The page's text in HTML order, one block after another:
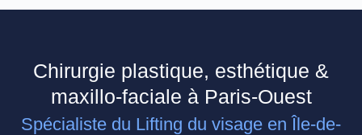
Chirurgie plastique, esthétique &
maxillo-faciale à Paris-Ouest
Spécialiste du Lifting du visage en Île-de-